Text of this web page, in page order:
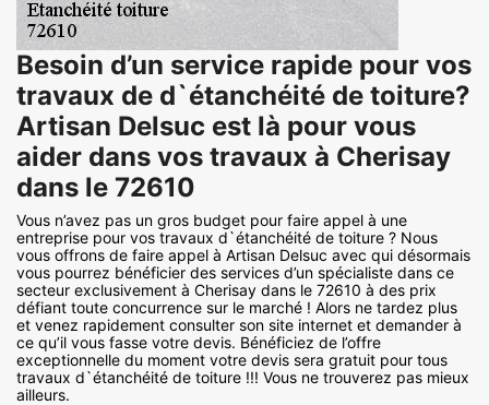
Besoin d’un service rapide pour vos
travaux de d`étanchéité de toiture?
Artisan Delsuc est là pour vous
aider dans vos travaux à Cherisay
dans le 72610
Vous n’avez pas un gros budget pour faire appel à une
entreprise pour vos travaux d`étanchéité de toiture ? Nous
vous offrons de faire appel à Artisan Delsuc avec qui désormais
vous pourrez bénéficier des services d’un spécialiste dans ce
secteur exclusivement à Cherisay dans le 72610 à des prix
défiant toute concurrence sur le marché ! Alors ne tardez plus
et venez rapidement consulter son site internet et demander à
ce qu’il vous fasse votre devis. Bénéficiez de l’offre
exceptionnelle du moment votre devis sera gratuit pour tous
travaux d`étanchéité de toiture !!! Vous ne trouverez pas mieux
ailleurs.